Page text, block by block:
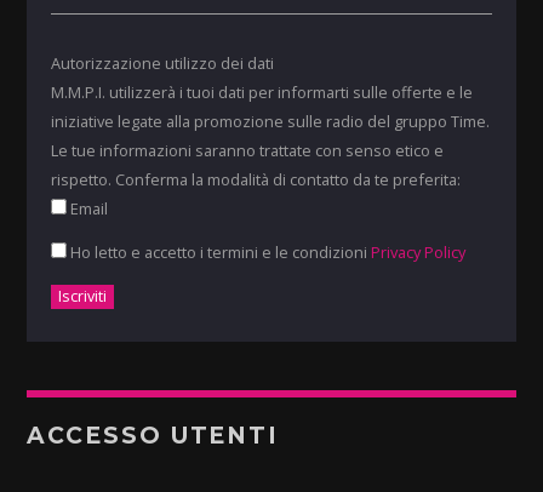
Autorizzazione utilizzo dei dati
M.M.P.I. utilizzerà i tuoi dati per informarti sulle offerte e le
iniziative legate alla promozione sulle radio del gruppo Time.
Le tue informazioni saranno trattate con senso etico e
rispetto. Conferma la modalità di contatto da te preferita:
Email
Ho letto e accetto i termini e le condizioni Privacy Policy
ACCESSO UTENTI